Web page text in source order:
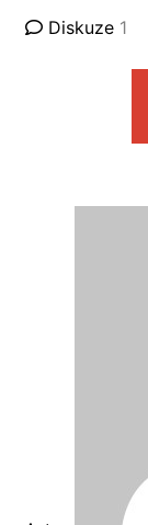
Diskuze 1